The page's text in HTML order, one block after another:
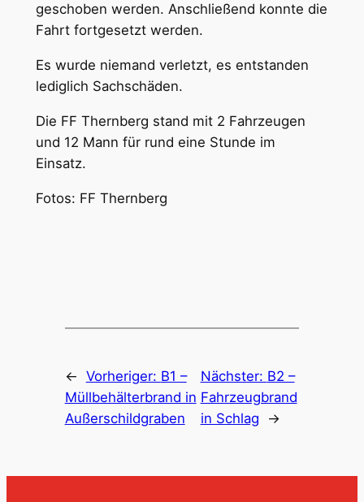
geschoben werden. Anschließend konnte die
Fahrt fortgesetzt werden.
Es wurde niemand verletzt, es entstanden
lediglich Sachschäden.
Die FF Thernberg stand mit 2 Fahrzeugen
und 12 Mann für rund eine Stunde im
Einsatz.
Fotos: FF Thernberg
← Vorheriger: B1 –
Müllbehälterbrand in
Außerschildgraben
Nächster: B2 –
Fahrzeugbrand
in Schlag
→